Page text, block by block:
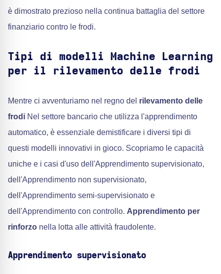
è dimostrato prezioso nella continua battaglia del settore
finanziario contro le frodi.
Tipi di modelli Machine Learning
per il rilevamento delle frodi
Mentre ci avventuriamo nel regno del rilevamento delle
frodi Nel settore bancario che utilizza l'apprendimento
automatico, è essenziale demistificare i diversi tipi di
questi modelli innovativi in gioco. Scopriamo le capacità
uniche e i casi d'uso dell'Apprendimento supervisionato,
dell'Apprendimento non supervisionato,
dell'Apprendimento semi-supervisionato e
dell'Apprendimento con controllo. Apprendimento per
rinforzo nella lotta alle attività fraudolente.
Apprendimento supervisionato